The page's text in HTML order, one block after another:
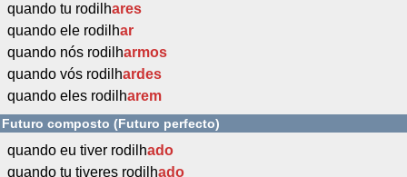
quando tu rodilhares
quando ele rodilhar
quando nós rodilharmos
quando vós rodilhardes
quando eles rodilharem
Futuro composto (Futuro perfecto)
quando eu tiver rodilhado
quando tu tiveres rodilhado